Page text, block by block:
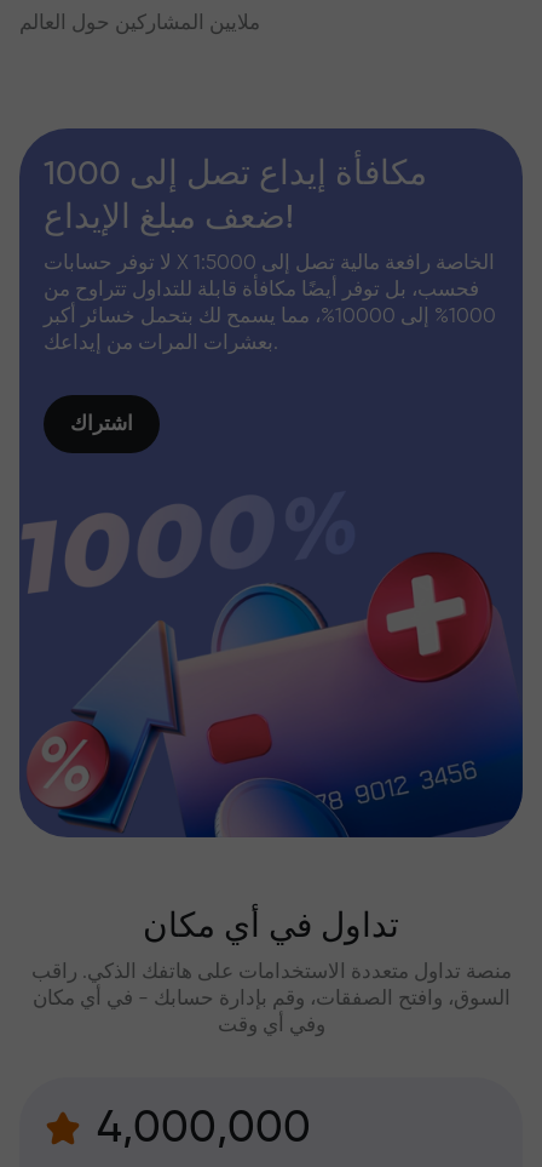
ملايين المشاركين حول العالم
مكافأة إيداع تصل إلى 1000
ضعف مبلغ الإيداع!
لا توفر حسابات X الخاصة رافعة مالية تصل إلى 1:5000
فحسب، بل توفر أيضًا مكافأة قابلة للتداول تتراوح من
1000% إلى 10000%، مما يسمح لك بتحمل خسائر أكبر
بعشرات المرات من إيداعك.
اشتراك
تداول في أي مكان
منصة تداول متعددة الاستخدامات على هاتفك الذكي. راقب
السوق، وافتح الصفقات، وقم بإدارة حسابك - في أي مكان
وفي أي وقت
4,000,000